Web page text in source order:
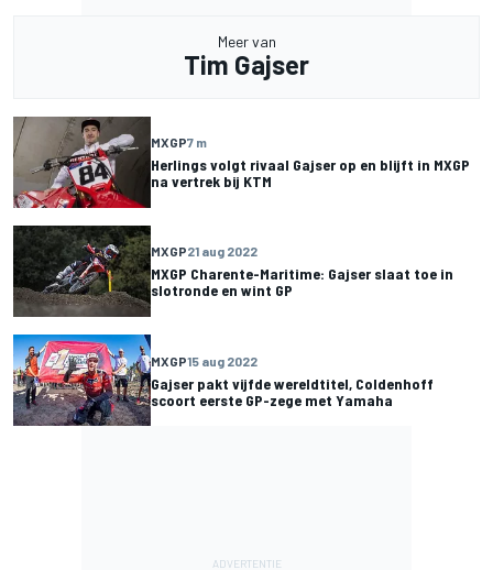
Meer van
Tim Gajser
MXGP7 m
Herlings volgt rivaal Gajser op en blijft in MXGP
na vertrek bij KTM
MXGP21 aug 2022
MXGP Charente-Maritime: Gajser slaat toe in
slotronde en wint GP
MXGP15 aug 2022
Gajser pakt vijfde wereldtitel, Coldenhoff
scoort eerste GP-zege met Yamaha